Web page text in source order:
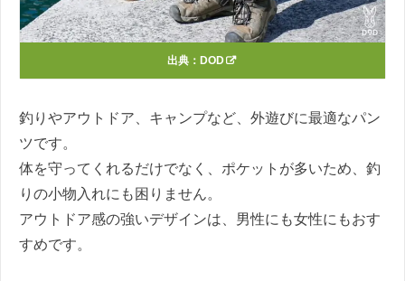
出典： DOD
釣りやアウトドア、キャンプなど、外遊びに最適なパン
ツです。
体を守ってくれるだけでなく、ポケットが多いため、釣
りの小物入れにも困りません。
アウトドア感の強いデザインは、男性にも女性にもおす
すめです。